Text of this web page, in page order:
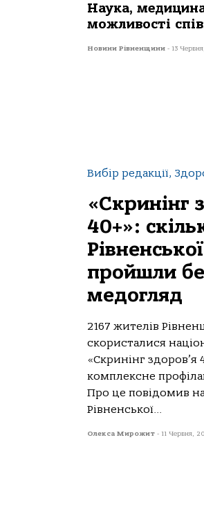
Наука,
можливості
Новини Рівненщини - 13
Вибір редакції,
«Скринінг
40+»:
пройшли
медогляд
2167 жителів
скористалися
«Скринінг
комплексне
Про це повідомив
Рівненської...
Олекса Мирожит - 11 Червня,